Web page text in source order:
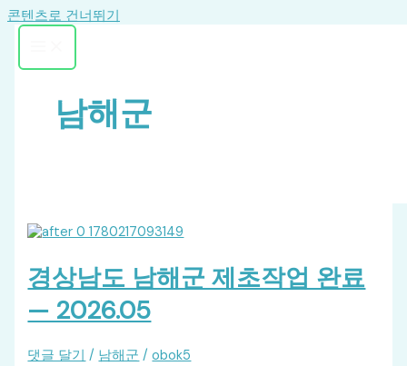
콘텐츠로 건너뛰기
남해군
경상남도 남해군 제초작업 완료
— 2026.05
댓글 달기 / 남해군 /obok5